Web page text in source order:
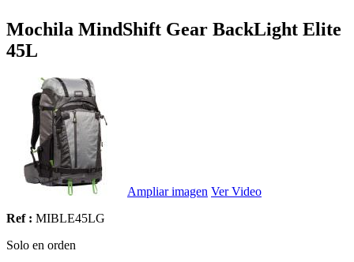
Mochila MindShift Gear BackLight Elite
45L
Ampliar imagen Ver Video
Ref : MIBLE45LG
Solo en orden